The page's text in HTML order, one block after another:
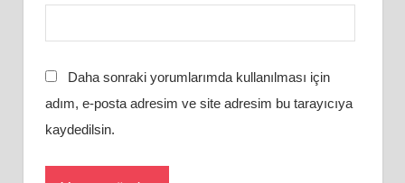
Daha sonraki yorumlarımda kullanılması için
adım, e-posta adresim ve site adresim bu tarayıcıya
kaydedilsin.